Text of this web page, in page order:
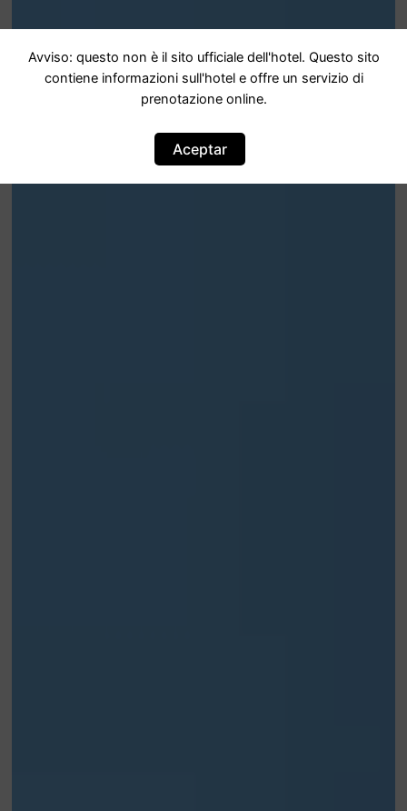
Avviso: questo non è il sito ufficiale dell'hotel. Questo sito
contiene informazioni sull'hotel e offre un servizio di
prenotazione online.
Aceptar